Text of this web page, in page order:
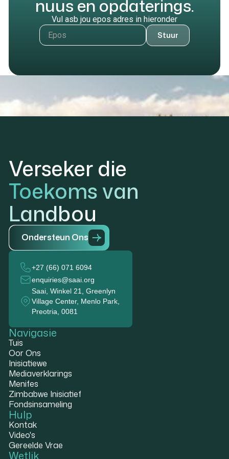
nuus en opdaterings.
Vul asb jou epos adres in hieronder
Verseker die
Toekoms van
Landbou
Ondersteun Ons
+27 (66) 071 6094
enquiries@saai.org
Saai, Winkel 21, Greenlyn
Village Center, Menlo Park,
Preotria, 0081
Navigasie
Tuis
Oor Ons
Inisiatiewe
Mediaverklarings
Menifes
Zimbabwe Inisiatief
Fondsinsameling
Hulp
Kontak
Video's
Gereelde Vrae
Wetlik